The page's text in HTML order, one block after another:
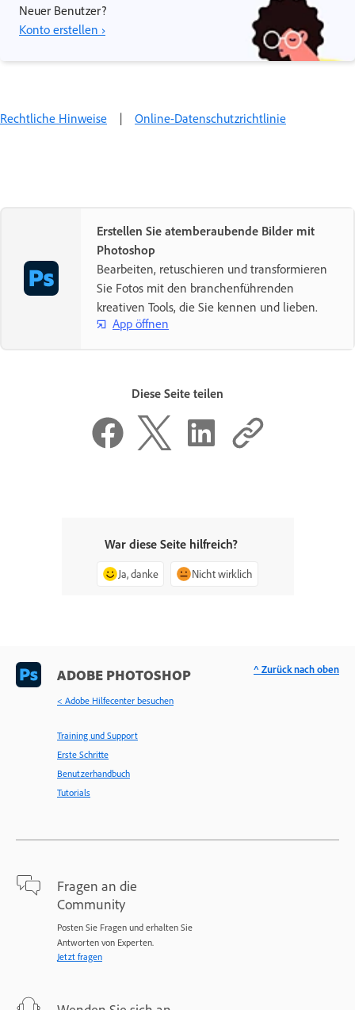
Neuer Benutzer?
Konto erstellen ›
Rechtliche Hinweise | Online-Datenschutzrichtlinie
Erstellen Sie atemberaubende Bilder mit
Photoshop
Bearbeiten, retuschieren und transformieren
Sie Fotos mit den branchenführenden
kreativen Tools, die Sie kennen und lieben.
App öffnen
Diese Seite teilen
War diese Seite hilfreich?
Ja, danke Nicht wirklich
ADOBE PHOTOSHOP
< Adobe Hilfecenter besuchen
Training und Support
Erste Schritte
Benutzerhandbuch
Tutorials
Fragen an die
Community
Posten Sie Fragen und erhalten Sie
Antworten von Experten.
Jetzt fragen
^ Zurück nach oben